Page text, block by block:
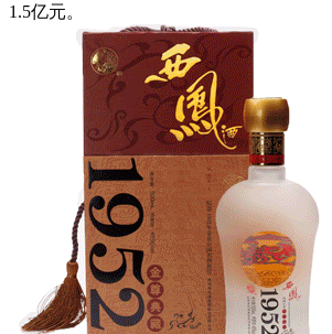
1.5亿元。